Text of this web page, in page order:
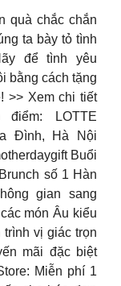
quà chắc chắn
ta bày tỏ tình
để tình yêu
bằng cách tặng
>> Xem chi tiết
LOTTE
Đình, Hà Nội
Buổi
số 1 Hàn
gian sang
món Âu kiểu
vị giác trọn
mãi đặc biệt
Miễn phí 1